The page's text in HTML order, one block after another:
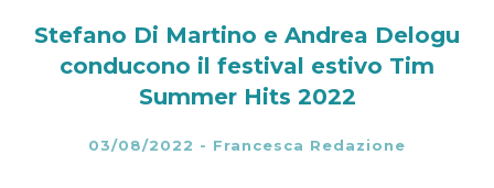
Stefano Di Martino e Andrea Delogu
conducono il festival estivo Tim
Summer Hits 2022
03/08/2022 - Francesca Redazione